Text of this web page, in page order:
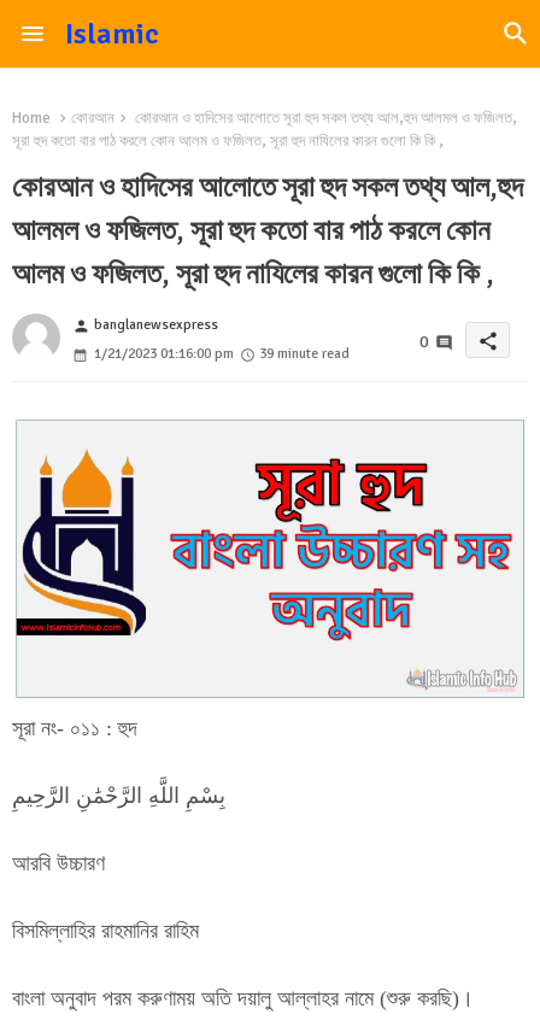
Islamic
Home কোরআন
কোরআন ও হাদিসের আলোতে সূরা হুদ সকল তথ্য আল,হুদ আলমল ও ফজিলত,
সূরা হুদ কতো বার পাঠ করলে কোন আলম ও ফজিলত, সূরা হুদ নাযিলের কারন গুলো কি কি ,
কোরআন ও হাদিসের আলোতে সূরা হুদ সকল তথ্য আল,হুদ
আলমল ও ফজিলত, সূরা হুদ কতো বার পাঠ করলে কোন
আলম ও ফজিলত, সূরা হুদ নাযিলের কারন গুলো কি কি ,
person banglanewsexpress
1/21/2023 01:16:00 pm
39 minute read
0 share
সূরা নং- ০১১ : হুদ
بِسْمِ اللَّهِ الرَّحْمَٰنِ الرَّحِيمِ
আরবি উচ্চারণ
বিসমিল্লাহির রাহমানির রাহিম
বাংলা অনুবাদ পরম করুণাময় অতি দয়ালু আল্লাহর নামে (শুরু করছি)।